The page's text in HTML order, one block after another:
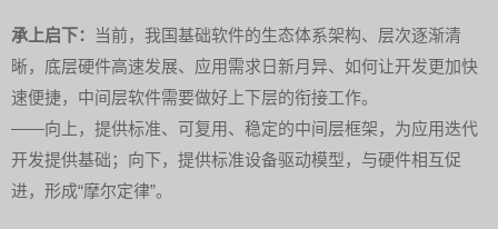
承上启下：
当前，我国基础软件的生态体系架构、层次逐渐清
晰，底层硬件高速发展、应用需求日新月异、如何让开发更加快
速便捷，中间层软件需要做好上下层的衔接工作。
——向上，提供标准、可复用、稳定的中间层框架，为应用迭代
开发提供基础；向下，提供标准设备驱动模型，与硬件相互促
进，形成“摩尔定律”。